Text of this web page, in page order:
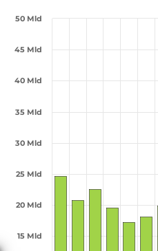
Grafico
Il grafico ha 1
Il grafico ha 1
15 Mld
20 Mld
25 Mld
30 Mld
35 Mld
40 Mld
45 Mld
50 Mld